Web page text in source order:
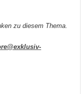
zu diesem Thema.